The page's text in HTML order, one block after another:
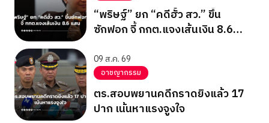
“พริษฐ์” ยก “คดีฮั้ว สว.” ขึ้น
ซักฟอก จี้ กกต.แจงเส้นเงิน 8.6
09 ส.ค. 69
อาชญากรรม
ตร.สอบพยานคดีกราดยิงแล้ว 17
ปาก เน้นหาแรงจูงใจ